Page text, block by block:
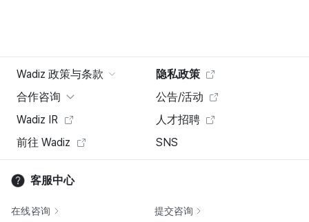
Wadiz 政策与条款
隐私政策
合作咨询
公告/活动
Wadiz IR
人才招聘
前往 Wadiz
SNS
客服中心
在线咨询 提交咨询